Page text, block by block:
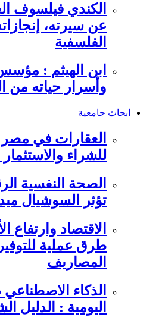
الكندي فيلسوف
عن سيرته،
الفلسفية
ابن الهيثم :
وأسرار حياته من
ابحاث جامعية
للشراء
تؤثر السوشيال
طرق عملية
المصاريف
اليومية : الدليل